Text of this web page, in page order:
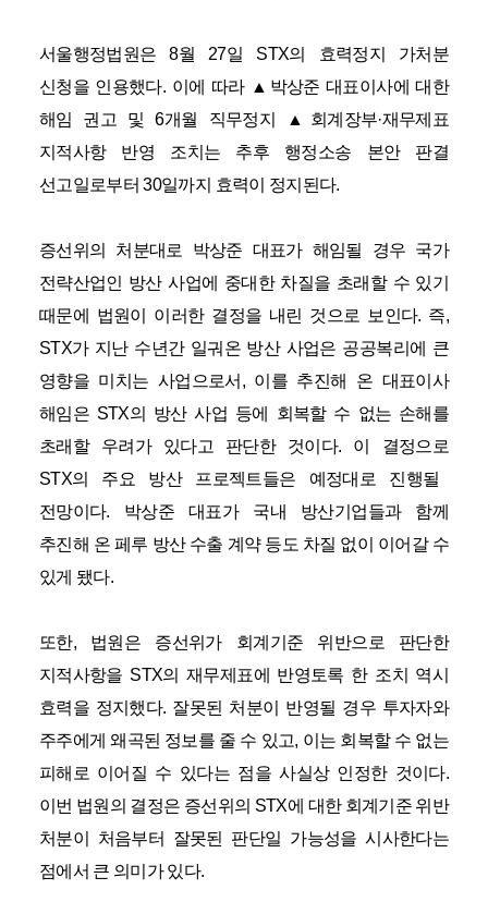
서울행정법원은 8월 27일 STX의 효력정지 가처분
신청을 인용했다. 이에 따라▲ 박상준 대표이사에 대한
해임 권고 및 6개월 직무정지 ▲ 회계장부·재무제표
지적사항 반영 조치는 추후 행정소송 본안 판결
선고일로부터 30일까지 효력이 정지된다.
증선위의 처분대로 박상준 대표가 해임될 경우 국가
전략산업인 방산 사업에 중대한 차질을 초래할 수 있기
때문에 법원이 이러한 결정을 내린 것으로 보인다. 즉,
STX가 지난 수년간 일궈온 방산 사업은 공공복리에 큰
영향을 미치는 사업으로서 , 이를 추진해 온 대표이사
해임은 STX의 방산 사업 등에 회복할 수 없는 손해를
초래할 우려가 있다고 판단한 것이다. 이 결정으로
STX의 주요 방산 프로젝트들은 예정대로 진행될
전망이다. 박상준 대표가 국내 방산기업들과 함께
추진해 온 페루 방산 수출 계약 등도 차질 없이 이어갈 수
있게 됐다.
또한, 법원은 증선위가 회계기준 위반으로 판단한
지적사항을 STX의 재무제표에 반영토록 한 조치 역시
효력을 정지했다. 잘못된 처분이 반영될 경우 투자자와
주주에게 왜곡된 정보를 줄 수 있고, 이는 회복할 수 없는
피해로 이어질 수 있다는 점을 사실상 인정한 것이다.
이번 법원의 결정은 증선위의 STX에 대한 회계기준 위반
처분이 처음부터 잘못된 판단일 가능성을 시사한다는
점에서 큰 의미가 있다.